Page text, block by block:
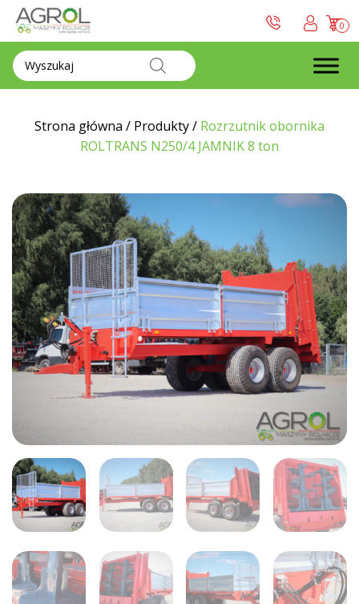
0
Wyszukiwarka
produktów
Strona główna / Produkty/ Rozrzutnik obornika
ROLTRANS N250/4 JAMNIK 8 ton